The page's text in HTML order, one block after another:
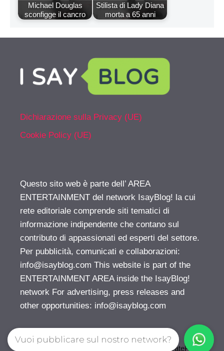
Michael Douglas
sconfigge il cancro
Stilista di Lady Diana
morta a 65 anni
Dichiarazione sulla Privacy (UE)
Cookie Policy (UE)
Questo sito web è parte dell’ AREA
ENTERTAINMENT del network IsayBlog! la cui
rete editoriale comprende siti tematici di
informazione indipendente che contano sul
contributo di appassionati ed esperti del settore.
Per pubblicità, comunicati e collaborazioni:
info@isayblog.com This website is part of the
ENTERTAINMENT AREA inside the IsayBlog!
network For advertising, press releases and
other opportunities: info@isayblog.com
GeneratePress
Vuoi pubblicare sul nostro network?